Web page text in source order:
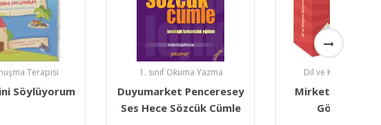
1. sınıf Okuma Yazma
Duyumarket Penceresey
Ses Hece Sözcük Cümle
Dil ve Konuşma Terapisi
Mirket Yayınları Dinle
Göster Söyle